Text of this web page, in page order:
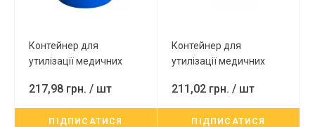
Контейнер для
утилізації медичних
217,98 грн. / шт
ПІДПИСАТИСЯ
Контейнер для
утилізації медичних
211,02 грн. / шт
ПІДПИСАТИСЯ